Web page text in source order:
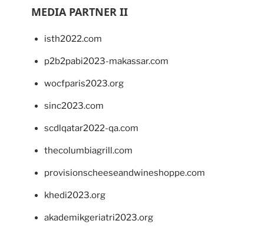
MEDIA PARTNER II
isth2022.com
p2b2pabi2023-makassar.com
wocfparis2023.org
sinc2023.com
scdlqatar2022-qa.com
thecolumbiagrill.com
provisionscheeseandwineshoppe.com
khedi2023.org
akademikgeriatri2023.org